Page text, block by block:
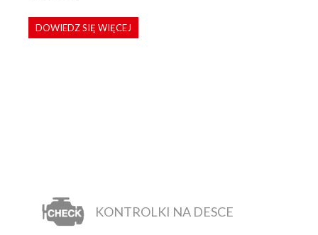
DOWIEDZ SIĘ WIĘCEJ
KONTROLKI NA DESCE